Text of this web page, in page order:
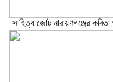
সাহিত্য জোট নারায়ণগঞ্জের